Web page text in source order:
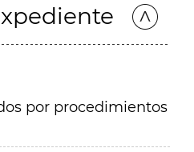
por procedimientos